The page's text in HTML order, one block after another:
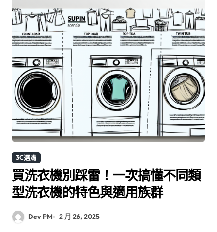
3C選購
買洗衣機別踩雷！一次搞懂不同類
型洗衣機的特色與適用族群
Dev PM 2 月 26, 2025